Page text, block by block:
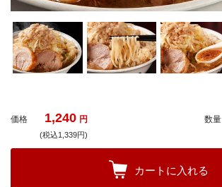
価格 1,240 円
(税込1,339円)
数量
カートに入れる